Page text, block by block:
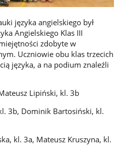
języka angielskiego był
Angielskiego Klas III
zdobyte w
Uczniowie obu klas trzecich
języka, a na podium znaleźli
Lipiński, kl. 3b
3b, Dominik Bartosiński, kl.
kl. 3a, Mateusz Kruszyna, kl.